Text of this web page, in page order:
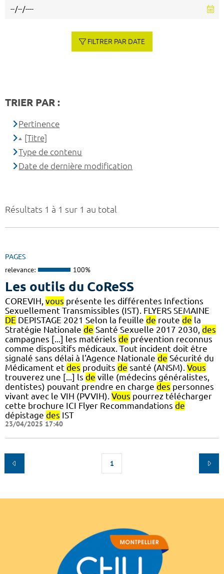
Résultats 1 à 1 sur 1 au total
PAGES
relevance: 100%
Les outils du CoReSS
COREVIH, vous présente les différentes Infections
Sexuellement Transmissibles (IST). FLYERS SEMAINE
DE DEPISTAGE 2021 Selon la feuille de route de la
Stratégie Nationale de Santé Sexuelle 2017 2030, des
campagnes [...] les matériels de prévention reconnus
comme dispositifs médicaux. Tout incident doit être
signalé sans délai à l'Agence Nationale de Sécurité du
Médicament et des produits de santé (ANSM). Vous
trouverez une [...] ls de ville (médecins généralistes,
dentistes) pouvant prendre en charge des personnes
vivant avec le VIH (PVVIH). Vous pourrez télécharger
cette brochure ICI Flyer Recommandations de
dépistage des IST
23/04/2025 17:40
1
FILTRER PAR DATE
TRIER PAR :
Pertinence
[Titre]
Type de contenu
Date de dernière modification